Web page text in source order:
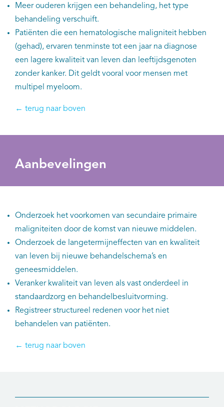
Meer ouderen krijgen een behandeling, het type
behandeling verschuift.
Patiënten die een hematologische maligniteit hebben
(gehad), ervaren tenminste tot een jaar na diagnose
een lagere kwaliteit van leven dan leeftijdsgenoten
zonder kanker. Dit geldt vooral voor mensen met
multipel myeloom.
← terug naar boven
Aanbevelingen
Onderzoek het voorkomen van secundaire primaire
maligniteiten door de komst van nieuwe middelen.
Onderzoek de langetermijneffecten van en kwaliteit
van leven bij nieuwe behandelschema’s en
geneesmiddelen.
Veranker kwaliteit van leven als vast onderdeel in
standaardzorg en behandelbesluitvorming.
Registreer structureel redenen voor het niet
behandelen van patiënten.
← terug naar boven